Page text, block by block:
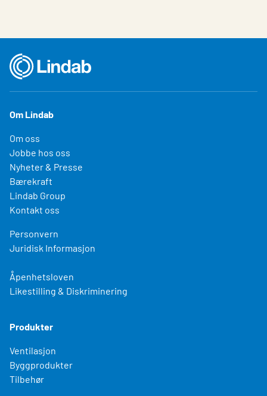
Om Lindab
Om oss
Jobbe hos oss
Nyheter & Presse
Bærekraft
Lindab Group
Kontakt oss
Personvern
Juridisk Informasjon
Åpenhetsloven
Likestilling & Diskriminering
Produkter
Ventilasjon
Byggprodukter
Tilbehør